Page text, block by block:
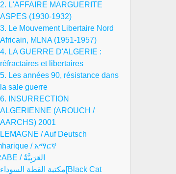
2. L'AFFAIRE MARGUERITE
ASPES (1930-1932)
3. Le Mouvement Libertaire Nord
Africain, MLNA (1951-1957)
4. LA GUERRE D'ALGERIE :
réfractaires et libertaires
5. Les années 90, résistance dans
la sale guerre
6. INSURRECTION
ALGERIENNE (AROUCH /
AARCHS) 2001
/ Auf Deutsch
/ አማርኛ
ARABE / العَرَبِيَّةُ
مكتبة القطة السوداء[Black Cat